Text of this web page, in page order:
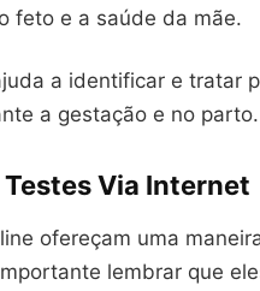
feto e a saúde da mãe.
a identificar e tratar
a gestação e no parto.
Via Internet
ofereçam uma
lembrar que